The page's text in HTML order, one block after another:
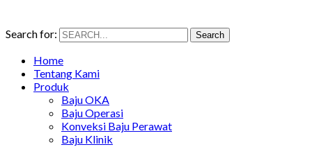
Search for: Search
Home
Tentang Kami
Produk
Baju OKA
Baju Operasi
Konveksi Baju Perawat
Baju Klinik